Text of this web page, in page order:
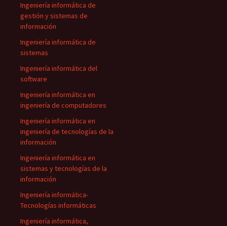
Ingeniería informática de
gestión y sistemas de
información
Ingeniería informática de
sistemas
Ingeniería informática del
software
Ingeniería informática en
ingeniería de computadores
Ingeniería informática en
ingeniería de tecnologías de la
información
Ingeniería informática en
sistemas y tecnologías de la
información
Ingeniería informática-
Tecnologías informáticas
Ingeniería informática,